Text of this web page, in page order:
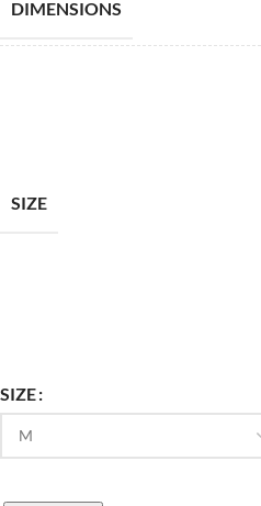
DIMENSIONS
SIZE
SIZE